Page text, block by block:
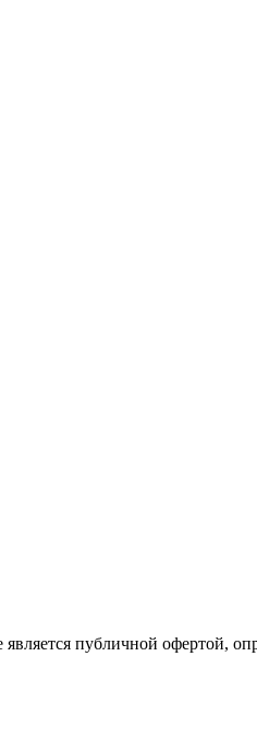
публичной офертой,